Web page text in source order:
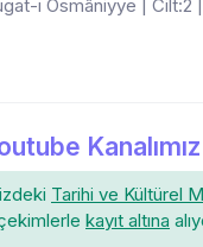
ı Osmâniyye | Cilt:2 |
Kanalımız
Tarihi ve Kültürel
kayıt altına